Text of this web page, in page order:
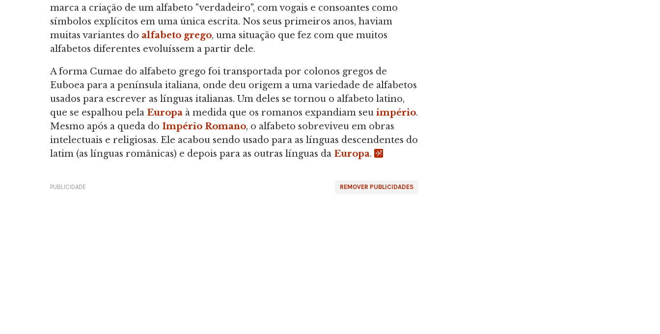
marca a criação de um alfabeto "verdadeiro", com vogais e consoantes como
símbolos explícitos em uma única escrita. Nos seus primeiros anos, haviam
muitas variantes do alfabeto grego, uma situação que fez com que muitos
alfabetos diferentes evoluíssem a partir dele.
A forma Cumae do alfabeto grego foi transportada por colonos gregos de
Euboea para a península italiana, onde deu origem a uma variedade de alfabetos
usados para escrever as línguas italianas. Um deles se tornou o alfabeto latino,
que se espalhou pela Europa à medida que os romanos expandiam seu império.
Mesmo após a queda do Império Romano, o alfabeto sobreviveu em obras
intelectuais e religiosas. Ele acabou sendo usado para as línguas descendentes do
latim (as línguas românicas) e depois para as outras línguas da Europa.
REMOVER PUBLICIDADES
PUBLICIDADE